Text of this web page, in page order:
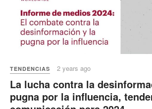
TENDENCIAS 2 years ago
La lucha contra la
pugna por la influencia,